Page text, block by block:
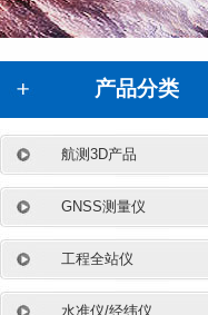
产品分类
航测3D产品
GNSS测量仪
工程全站仪
水准仪/经纬仪